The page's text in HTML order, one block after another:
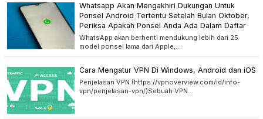
Whatsapp Akan Mengakhiri Dukungan Untuk
Ponsel Android Tertentu Setelah Bulan Oktober,
Periksa Apakah Ponsel Anda Ada Dalam Daftar
WhatsApp akan berhenti mendukung lebih dari 25
model ponsel lama dari Apple,…
Cara Mengatur VPN Di Windows, Android dan iOS
Penjelasan VPN (https://vpnoverview.com/id/info-
vpn/penjelasan-vpn/)Sebuah VPN…